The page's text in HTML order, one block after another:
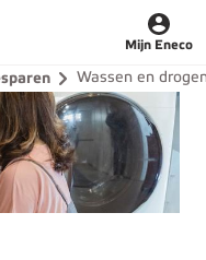
Mijn Eneco
Wassen en